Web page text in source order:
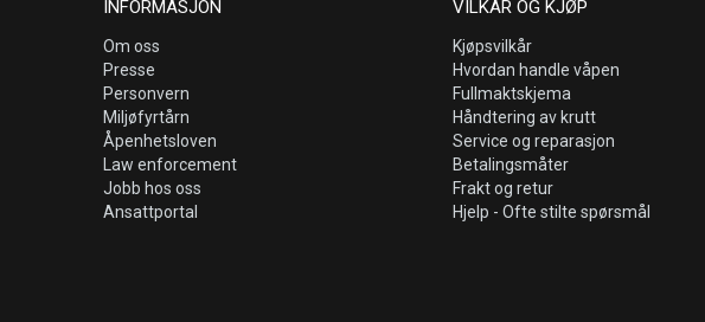
INFORMASJON
Om oss
Presse
Personvern
Miljøfyrtårn
Åpenhetsloven
Law enforcement
Jobb hos oss
Ansattportal
VILKÅR OG KJØP
Kjøpsvilkår
Hvordan handle våpen
Fullmaktskjema
Håndtering av krutt
Service og reparasjon
Betalingsmåter
Frakt og retur
Hjelp - Ofte stilte spørsmål